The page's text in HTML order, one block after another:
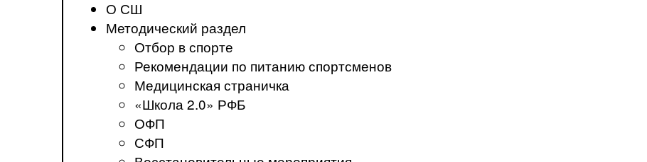
О СШ
Методический раздел
Отбор в спорте
Рекомендации по питанию спортсменов
Медицинская страничка
«Школа 2.0» РФБ
ОФП
СФП